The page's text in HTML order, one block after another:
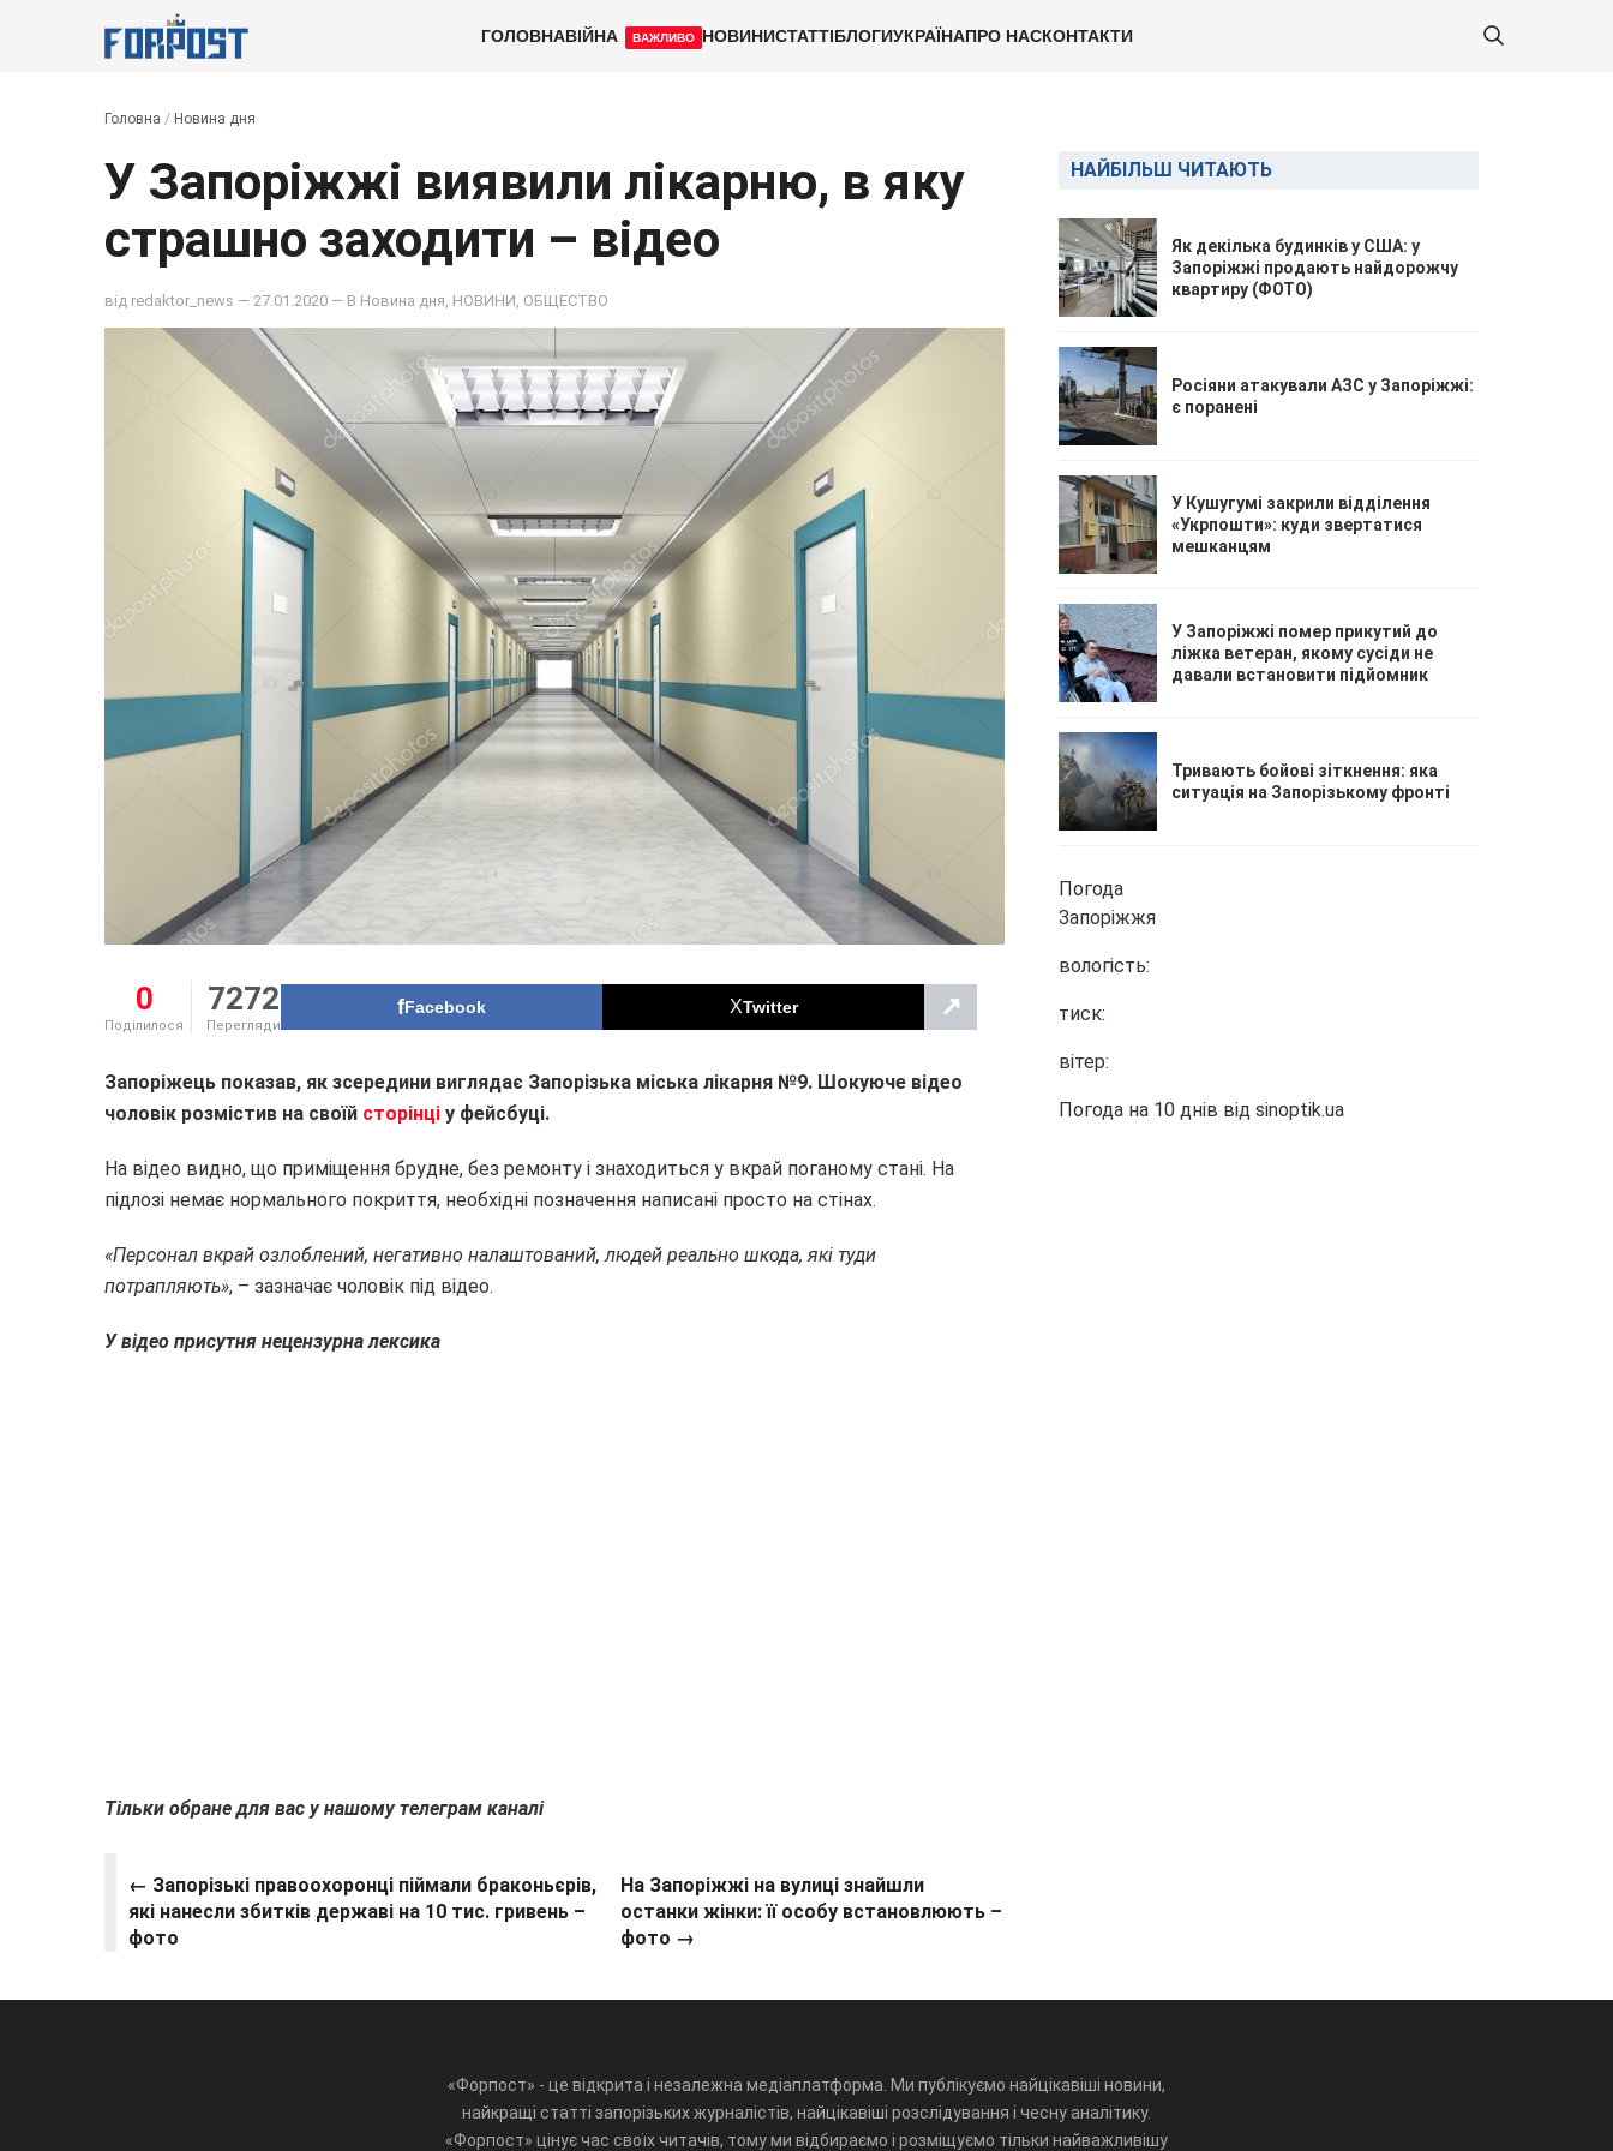
ГОЛОВНАВІЙНА ВАЖЛИВО НОВИНИСТАТТІБЛОГИУКРАЇНАПРО НАСКОНТАКТИ
Головна / Новина дня
У Запоріжжі виявили лікарню, в яку
страшно заходити – відео
від redaktor_news — 27.01.2020 — В Новина дня НОВИНИ ОБЩЕСТВО
0
Поділилося
7272
Перегляди
Facebook Twitter ↗
Запоріжець показав, як зсередини виглядає Запорізька міська лікарня №9. Шокуюче відео
чоловік розмістив на своїй сторінці у фейсбуці.
На відео видно, що приміщення брудне, без ремонту і знаходиться у вкрай поганому стані. На
підлозі немає нормального покриття, необхідні позначення написані просто на стінах.
«Персонал вкрай озлоблений, негативно налаштований, людей реально шкода, які туди
потрапляють», – зазначає чоловік під відео.
У відео присутня нецензурна лексика
Тільки обране для вас у нашому телеграм каналі
← Запорізькі правоохоронці піймали браконьєрів,
які нанесли збитків державі на 10 тис. гривень –
фото
На Запоріжжі на вулиці знайшли
останки жінки: її особу встановлюють –
фото →
НАЙБІЛЬШ ЧИТАЮТЬ
Як декілька будинків у США: у
Запоріжжі продають найдорожчу
квартиру (ФОТО)
Росіяни атакували АЗС у Запоріжжі:
є поранені
У Кушугумі закрили відділення
«Укрпошти»: куди звертатися
мешканцям
У Запоріжжі помер прикутий до
ліжка ветеран, якому сусіди не
давали встановити підйомник
Тривають бойові зіткнення: яка
ситуація на Запорізькому фронті
Погода
Запоріжжя
вологість:
тиск:
вітер:
Погода на 10 днів від sinoptik.ua
«Форпост» - це відкрита і незалежна медіаплатформа. Ми публікуємо найцікавіші новини,
найкращі статті запорізьких журналістів, найцікавіші розслідування і чесну аналітику.
«Форпост» цінує час своїх читачів, тому ми відбираємо і розміщуємо тільки найважливішу